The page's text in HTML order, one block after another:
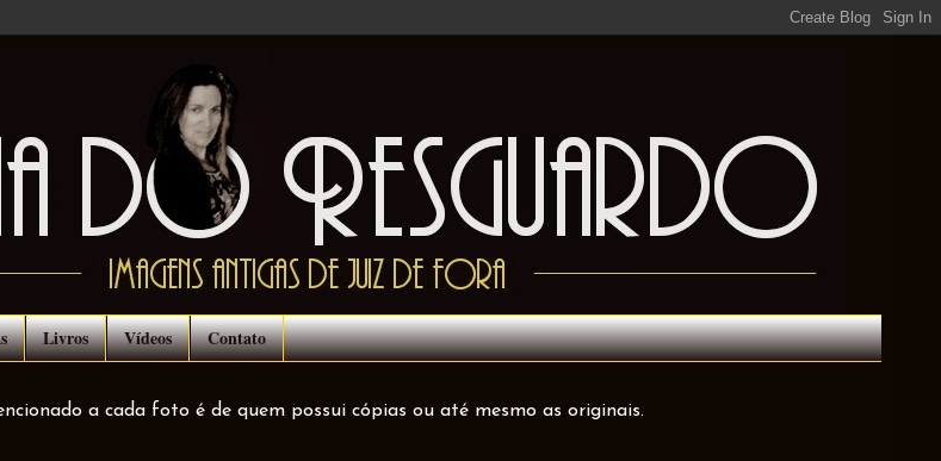
Livros Vídeos Contato
a cada foto é de quem possui cópias ou até mesmo as originais.